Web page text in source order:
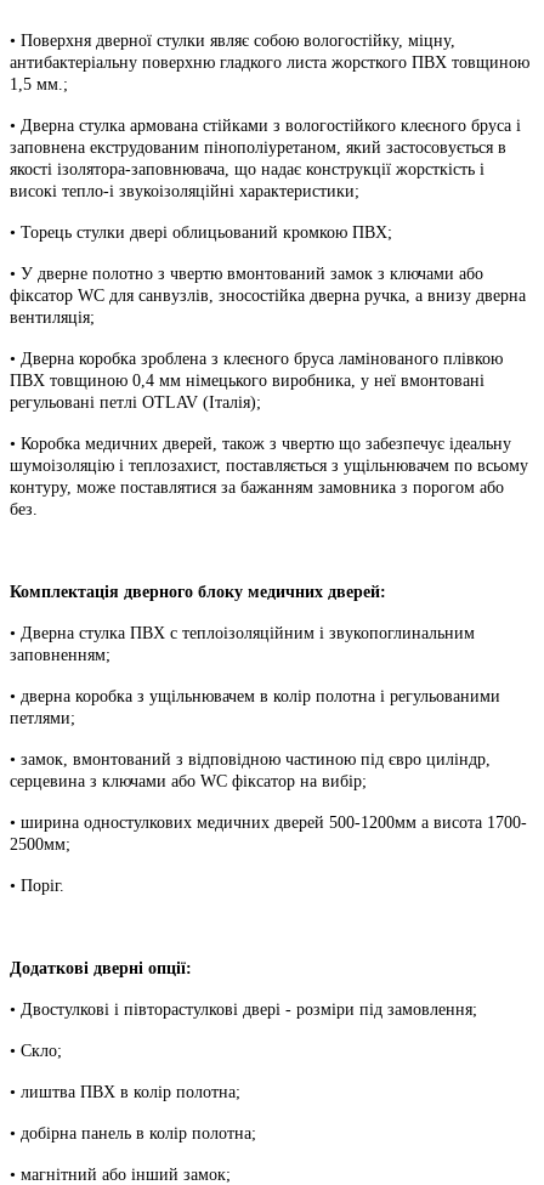
• Поверхня дверної стулки являє собою вологостійку, міцну,
антибактеріальну поверхню гладкого листа жорсткого ПВХ товщиною
1,5 мм.;
• Дверна стулка армована стійками з вологостійкого клеєного бруса і
заповнена екструдованим пінополіуретаном, який застосовується в
якості ізолятора-заповнювача, що надає конструкції жорсткість і
високі тепло-і звукоізоляційні характеристики;
• Торець стулки двері облицьований кромкою ПВХ;
• У дверне полотно з чвертю вмонтований замок з ключами або
фіксатор WC для санвузлів, зносостійка дверна ручка, а внизу дверна
вентиляція;
• Дверна коробка зроблена з клеєного бруса ламінованого плівкою
ПВХ товщиною 0,4 мм німецького виробника, у неї вмонтовані
регульовані петлі OTLAV (Італія);
• Коробка медичних дверей, також з чвертю що забезпечує ідеальну
шумоізоляцію і теплозахист, поставляється з ущільнювачем по всьому
контуру, може поставлятися за бажанням замовника з порогом або
без.
Комплектація дверного блоку медичних дверей:
• Дверна стулка ПВХ c теплоізоляційним і звукопоглинальним
заповненням;
• дверна коробка з ущільнювачем в колір полотна і регульованими
петлями;
• замок, вмонтований з відповідною частиною під євро циліндр,
серцевина з ключами або WC фіксатор на вибір;
• ширина одностулкових медичних дверей 500-1200мм а висота 1700-
2500мм;
• Поріг.
Додаткові дверні опції:
• Двостулкові і півторастулкові двері - розміри під замовлення;
• Скло;
• лиштва ПВХ в колір полотна;
• добірна панель в колір полотна;
• магнітний або інший замок;